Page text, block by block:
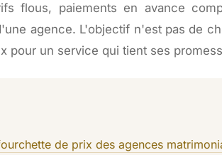
flous, paiements en avance
agence. L'objectif n'est pas de
pour un service qui tient ses
de prix des agences